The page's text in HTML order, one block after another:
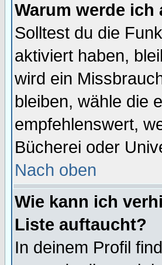
Warum werde
Solltest du die
aktiviert haben,
wird ein
bleiben, wähle die
empfehlenswert,
Bücherei oder
Nach oben
Wie kann ich
Liste auftaucht?
In deinem Profil